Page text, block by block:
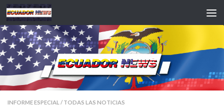
Saltar al contenido
INFORME ESPECIAL / TODAS LAS NOTICIAS